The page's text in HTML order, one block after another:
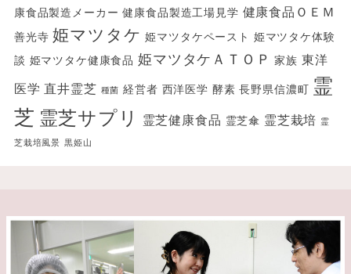
康食品製造メーカー 健康食品製造工場見学 健康食品ＯＥＭ
善光寺 姫マツタケ 姫マツタケペースト 姫マツタケ体験
談 姫マツタケ健康食品 姫マツタケＡＴＯＰ 家族 東洋
医学 直井霊芝 種菌 経営者 西洋医学 酵素 長野県信濃町 霊
芝 霊芝サプリ 霊芝健康食品 霊芝傘 霊芝栽培 霊
芝栽培風景 黒姫山